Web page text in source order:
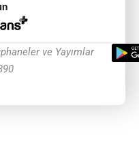
ve Yayımlar